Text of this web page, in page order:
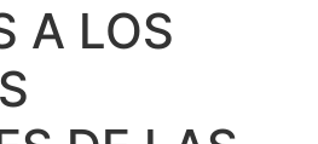
A LOS